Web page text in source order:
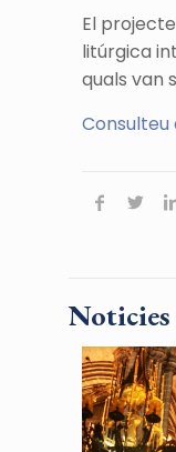
El
litúrgica
quals van
Noticies